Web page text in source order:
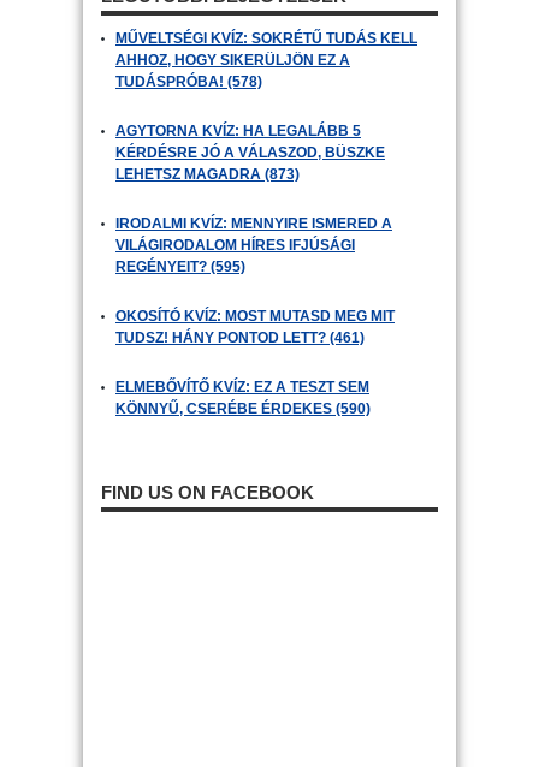
MŰVELTSÉGI KVÍZ: SOKRÉTŰ TUDÁS KELL
AHHOZ, HOGY SIKERÜLJÖN EZ A
TUDÁSPRÓBA! (578)
AGYTORNA KVÍZ: HA LEGALÁBB 5
KÉRDÉSRE JÓ A VÁLASZOD, BÜSZKE
LEHETSZ MAGADRA (873)
IRODALMI KVÍZ: MENNYIRE ISMERED A
VILÁGIRODALOM HÍRES IFJÚSÁGI
REGÉNYEIT? (595)
OKOSÍTÓ KVÍZ: MOST MUTASD MEG MIT
TUDSZ! HÁNY PONTOD LETT? (461)
ELMEBŐVÍTŐ KVÍZ: EZ A TESZT SEM
KÖNNYŰ, CSERÉBE ÉRDEKES (590)
FIND US ON FACEBOOK